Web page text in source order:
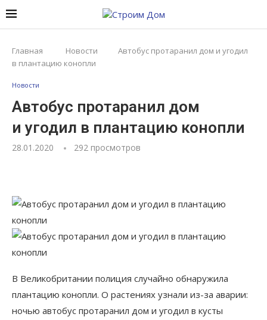
Главная Новости
Автобус протаранил дом и угодил
в плантацию конопли
Новости
Автобус протаранил дом
и угодил в плантацию конопли
28.01.2020 292 просмотров
В Великобритании полиция случайно обнаружила
плантацию конопли. О растениях узнали из-за аварии:
ночью автобус протаранил дом и угодил в кусты